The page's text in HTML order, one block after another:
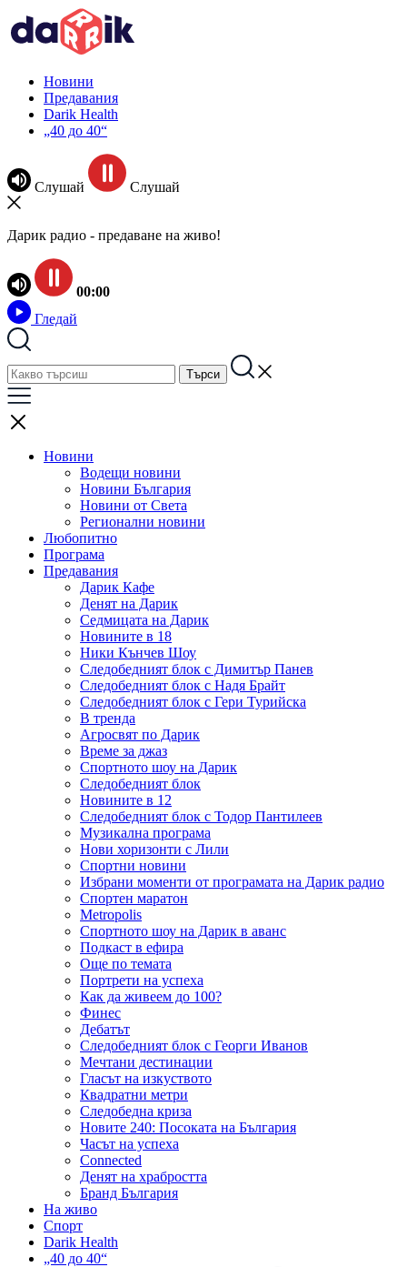
Новини
Предавания
Darik Health
„40 до 40“
Слушай Слушай
Дарик радио - предаване на живо!
00:00
Гледай
Новини
Водещи новини
Новини България
Новини от Света
Регионални новини
Любопитно
Програма
Предавания
Дарик Кафе
Денят на Дарик
Седмицата на Дарик
Новините в 18
Ники Кънчев Шоу
Следобедният блок с Димитър Панев
Следобедният блок с Надя Брайт
Следобедният блок с Гери Турийска
В тренда
Агросвят по Дарик
Време за джаз
Спортното шоу на Дарик
Следобедният блок
Новините в 12
Следобедният блок с Тодор Пантилеев
Музикална програма
Нови хоризонти с Лили
Спортни новини
Избрани моменти от програмата на Дарик радио
Спортен маратон
Metropolis
Спортното шоу на Дарик в аванс
Подкаст в ефира
Още по темата
Портрети на успеха
Как да живеем до 100?
Финес
Дебатът
Следобедният блок с Георги Иванов
Мечтани дестинации
Гласът на изкуството
Квадратни метри
Следобедна криза
Новите 240: Посоката на България
Часът на успеха
Connected
Денят на храбростта
Бранд България
На живо
Спорт
Darik Health
„40 до 40“